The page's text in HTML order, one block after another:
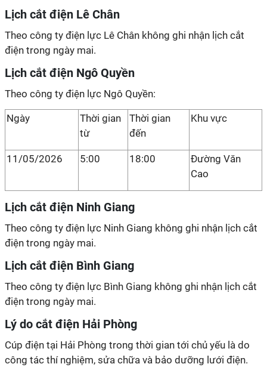
Lịch cắt điện Lê Chân
Theo công ty điện lực Lê Chân không ghi nhận lịch cắt
điện trong ngày mai.
Lịch cắt điện Ngô Quyền
Theo công ty điện lực Ngô Quyền:
Ngày
Thời gian
từ
Thời gian
đến
Khu vực
11/05/2026 5:00 18:00
Đường Văn
Cao
Lịch cắt điện Ninh Giang
Theo công ty điện lực Ninh Giang không ghi nhận lịch cắt
điện trong ngày mai.
Lịch cắt điện Bình Giang
Theo công ty điện lực Bình Giang không ghi nhận lịch cắt
điện trong ngày mai.
Lý do cắt điện Hải Phòng
Cúp điện tại Hải Phòng trong thời gian tới chủ yếu là do
công tác thí nghiệm, sửa chữa và bảo dưỡng lưới điện.